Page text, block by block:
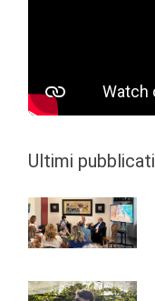
Ultimi pubblicati